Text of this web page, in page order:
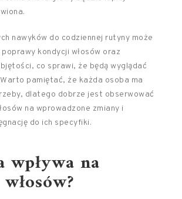
nawyków do codziennej rutyny może
kondycji włosów oraz
co sprawi, że będą wyglądać
pamiętać, że każda osoba ma
dlatego dobrze jest obserwować
na wprowadzone zmiany i
do ich specyfiki.
wpływa na